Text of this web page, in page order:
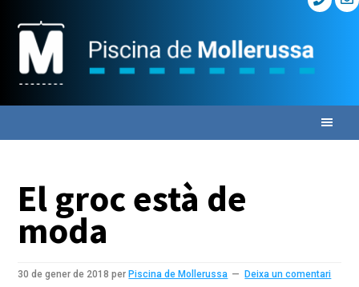
primary
navigation
content
primary
sidebar
El groc està de
moda
30 de gener de 2018 per Piscina de Mollerussa Deixa un comentari